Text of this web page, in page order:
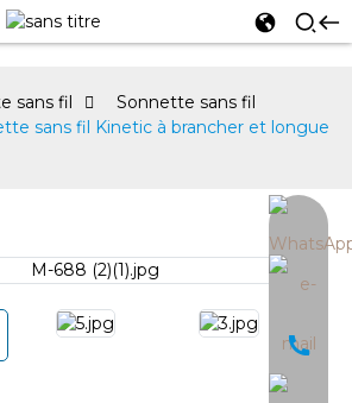
sans fil
Sonnette sans fil
sans fil Kinetic à brancher et longue